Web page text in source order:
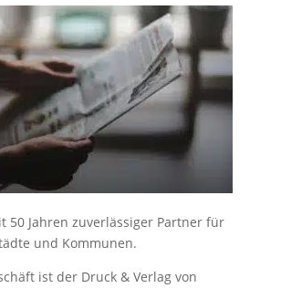
50 Jahren zuverlässiger Partner für
und Kommunen.
ist der Druck & Verlag von